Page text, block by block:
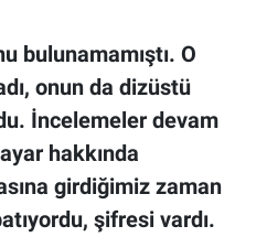
bulunamamıştı. O
onun da dizüstü
İncelemeler devam
hakkında
girdiğimiz zaman
şifresi vardı.